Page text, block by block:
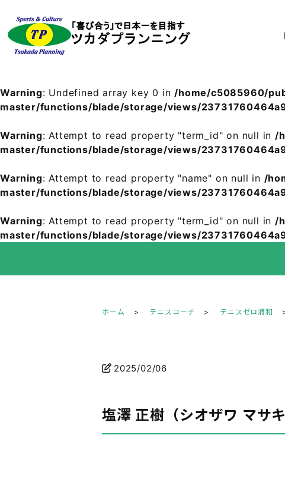
Warning: Undefined array key 0 in/home/c5085960/
master/functions/blade/storage/views/
Warning: Attempt to read property "term_id" on null in/
master/functions/blade/storage/views/
Warning: Attempt to read property "name" on null in /
master/functions/blade/storage/views/
Warning: Attempt to read property "term_id" on null in/
master/functions/blade/storage/views/
ホーム テニスコーチ テニスゼロ浦和
2025/02/06
塩澤 正樹（シオザワ マサキ